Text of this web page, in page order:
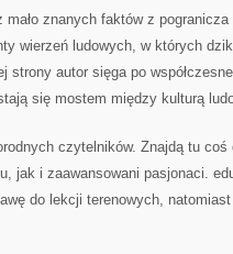
mało znanych faktów z
wierzeń ludowych, w których
strony autor sięga po
się mostem między kulturą
czytelników. Znajdą tu
jak i zaawansowani pasjonaci.
do lekcji terenowych,